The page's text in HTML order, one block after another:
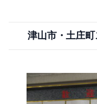
津山市・土庄